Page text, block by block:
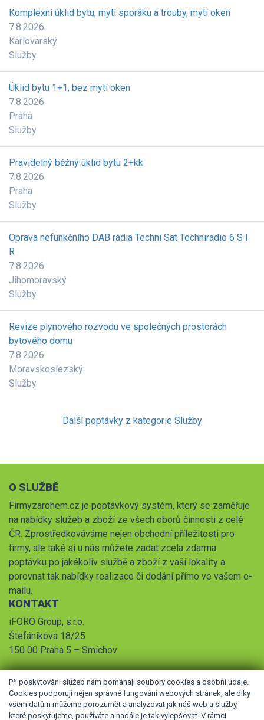
Komplexní úklid bytu, mytí sporáku a trouby, mytí oken
7.8.2026
Karlovarský
Služby
Úklid bytu 1+1, bez mytí oken
7.8.2026
Praha
Služby
Pravidelný běžný úklid bytu 2+kk
7.8.2026
Praha
Služby
Oprava nefunkčního DAB rádia Techni Sat Techniradio 6 S I
R
7.8.2026
Jihomoravský
Služby
Revize plynového rozvodu ve společných prostorách
bytového domu
7.8.2026
Moravskoslezský
Služby
Další poptávky z kategorie Služby
O SLUŽBĚ
Firmyzarohem.cz je poptávkový systém, který se zaměřuje
na nabídky služeb a zboží ze všech oborů činnosti z celé
ČR. Zprostředkováváme nejen obchodní příležitosti pro
firmy, ale také si u nás můžete zadat zcela zdarma
poptávku po jakékoliv službě a zboží z vaší lokality a
porovnat tak nabídky realizace či dodání přímo ve vašem e-
mailu.
KONTAKT
iFORO Group, s.r.o.
Štefánikova 18/25
150 00 Praha 5 – Smíchov
Při poskytování služeb nám pomáhají soubory cookies a osobní údaje.
Cookies podporují nejen správné fungování webových stránek, ale díky
všem datům můžeme porozumět a analyzovat jak náš web a služby,
které poskytujeme, používáte a nadále je tak vylepšovat. V rámci